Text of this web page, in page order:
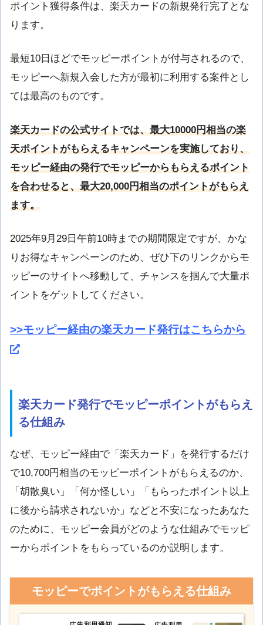
ポイント獲得条件は、楽天カードの新規発行完了とな
ります。
最短10日ほどでモッピーポイントが付与されるので、
モッピーへ新規入会した方が最初に利用する案件とし
ては最高のものです。
楽天カードの公式サイトでは、最大10000円相当の楽
天ポイントがもらえるキャンペーンを実施しており、
モッピー経由の発行でモッピーからもらえるポイント
を合わせると、最大20,000円相当のポイントがもらえ
ます。
2025年9月29日午前10時までの期間限定ですが、かな
りお得なキャンペーンのため、ぜひ下のリンクからモ
ッピーのサイトへ移動して、チャンスを掴んで大量ポ
イントをゲットしてください。
>>モッピー経由の楽天カード発行はこちらから
楽天カード発行でモッピーポイントがもらえ
る仕組み
なぜ、モッピー経由で「楽天カード」を発行するだけ
で10,700円相当のモッピーポイントがもらえるのか、
「胡散臭い」「何か怪しい」「もらったポイント以上
に後から請求されないか」などと不安になったあなた
のために、モッピー会員がどのような仕組みでモッピ
ーからポイントをもらっているのか説明します。
モッピーでポイントがもらえる仕組み